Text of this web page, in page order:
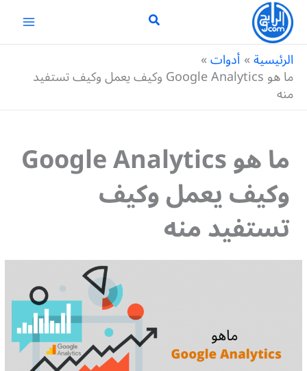
تخطي
المحتوى
الرئيسية أدوات
ما هو Google Analytics وكيف يعمل وكيف تستفيد
منه
ما هو Google Analytics
وكيف يعمل وكيف
تستفيد منه